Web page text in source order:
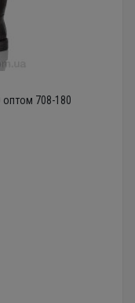
оптом 708-180